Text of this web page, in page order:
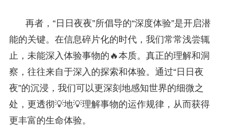
再者，“日日夜夜”所倡导的“深度体验”是开启潜
能的关键。在信息碎片化的时代，我们常常浅尝辄
止，未能深入体验事物的🔥本质。真正的理解和洞
察，往往来自于深入的探索和体验。通过“日日夜
夜”的沉浸，我们可以更深刻地感知世界的细微之
处，更透彻💡地💡理解事物的运作规律，从而获得
更丰富的生命体验。